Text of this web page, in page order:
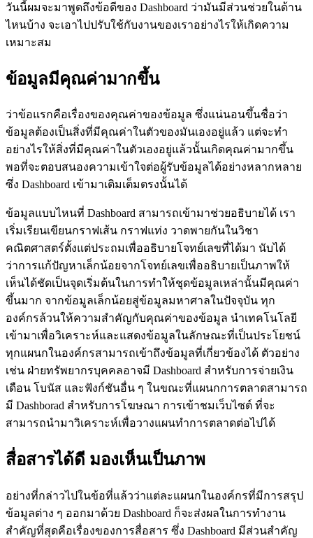
วันนี้ผมจะมาพูดถึงข้อดีของ Dashboard ว่ามันมีส่วนช่วยในด้าน
ไหนบ้าง จะเอาไปปรับใช้กับงานของเราอย่างไรให้เกิดความ
เหมาะสม
ข้อมูลมีคุณค่ามากขึ้น
ว่าข้อแรกคือเรื่องของคุณค่าของข้อมูล ซึ่งแน่นอนขึ้นชื่อว่า
ข้อมูลต้องเป็นสิ่งที่มีคุณค่าในตัวของมันเองอยู่แล้ว แต่จะทำ
อย่างไรให้สิ่งที่มีคุณค่าในตัวเองอยู่แล้วนั้นเกิดคุณค่ามากขึ้น
พอที่จะตอบสนองความเข้าใจต่อผู้รับข้อมูลได้อย่างหลากหลาย
ซึ่ง Dashboard เข้ามาเติมเต็มตรงนั้นได้
ข้อมูลแบบไหนที่ Dashboard สามารถเข้ามาช่วยอธิบายได้ เรา
เริ่มเรียนเขียนกราฟเส้น กราฟแท่ง วาดพายกันในวิชา
คณิตศาสตร์ตั้งแต่ประถมเพื่ออธิบายโจทย์เลขที่ได้มา นับได้
ว่าการแก้ปัญหาเล็กน้อยจากโจทย์เลขเพื่ออธิบายเป็นภาพให้
เห็นได้ชัดเป็นจุดเริ่มต้นในการทำให้ชุดข้อมูลเหล่านั้นมีคุณค่า
ขึ้นมาก จากข้อมูลเล็กน้อยสู่ข้อมูลมหาศาลในปัจจุบัน ทุก
องค์กรล้วนให้ความสำคัญกับคุณค่าของข้อมูล นำเทคโนโลยี
เข้ามาเพื่อวิเคราะห์และแสดงข้อมูลในลักษณะที่เป็นประโยชน์
ทุกแผนกในองค์กรสามารถเข้าถึงข้อมูลที่เกี่ยวข้องได้ ตัวอย่าง
เช่น ฝ่ายทรัพยากรบุคคลอาจมี Dashboard สำหรับการจ่ายเงิน
เดือน โบนัส และฟังก์ชันอื่น ๆ ในขณะที่แผนกการตลาดสามารถ
มี Dashborad สำหรับการโฆษณา การเข้าชมเว็บไซต์ ที่จะ
สามารถนำมาวิเคราะห์เพื่อวางแผนทำการตลาดต่อไปได้
สื่อสารได้ดี มองเห็นเป็นภาพ
อย่างที่กล่าวไปในข้อที่แล้วว่าแต่ละแผนกในองค์กรที่มีการสรุป
ข้อมูลต่าง ๆ ออกมาด้วย Dashboard ก็จะส่งผลในการทำงาน
สำคัญที่สุดคือเรื่องของการสื่อสาร ซึ่ง Dashboard มีส่วนสำคัญ